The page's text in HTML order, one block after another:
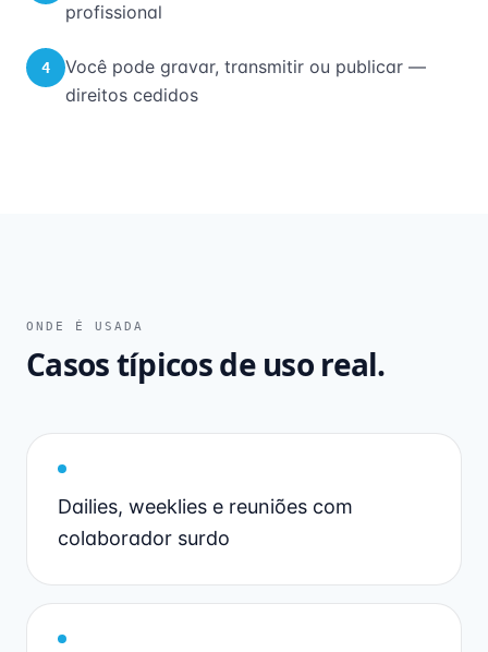
profissional
4
Você pode gravar, transmitir ou publicar —
direitos cedidos
ONDE É USADA
Casos típicos de uso real.
Dailies, weeklies e reuniões com
colaborador surdo